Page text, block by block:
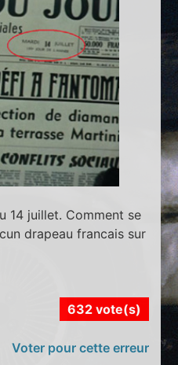
14 juillet. Comment se
drapeau francais sur
632 vote(s)
Voter pour cette erreur